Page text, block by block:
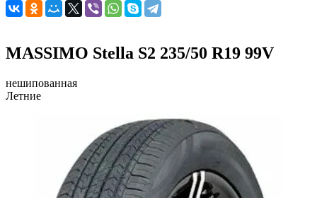
MASSIMO Stella S2 235/50 R19 99V
нешипованная
Летние